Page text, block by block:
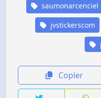
saumonarcenciel
jvstickerscom
Copier